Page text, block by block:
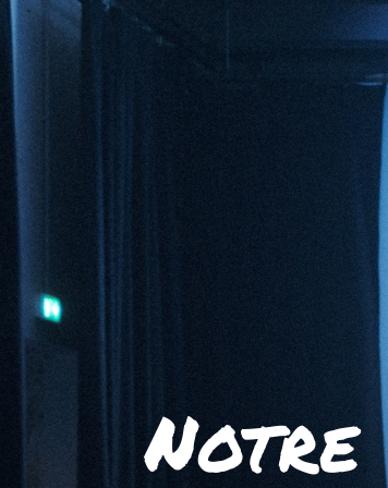
Notre